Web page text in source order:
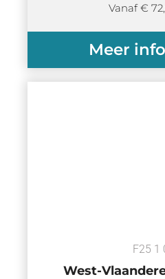
Vanaf €
Meer
F25 1
West-